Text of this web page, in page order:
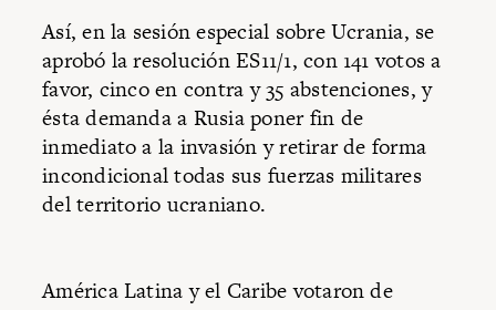
Así, en la sesión especial sobre Ucrania, se
aprobó la resolución ES11/1, con 141 votos a
favor, cinco en contra y 35 abstenciones, y
ésta demanda a Rusia poner fin de
inmediato a la invasión y retirar de forma
incondicional todas sus fuerzas militares
del territorio ucraniano.
América Latina y el Caribe votaron de